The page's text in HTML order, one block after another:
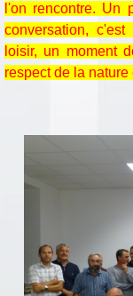
l'on rencontre. Un
conversation,
loisir, un moment
respect de la nature